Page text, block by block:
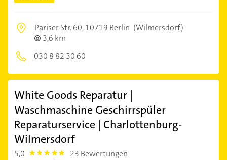
Pariser Str. 60,10719 Berlin (Wilmersdorf)
3,6 km
030 8 82 30 60
White Goods Reparatur |
Waschmaschine Geschirrspüler
Reparaturservice | Charlottenburg-
Wilmersdorf
5,0 5.0 23 Bewertungen